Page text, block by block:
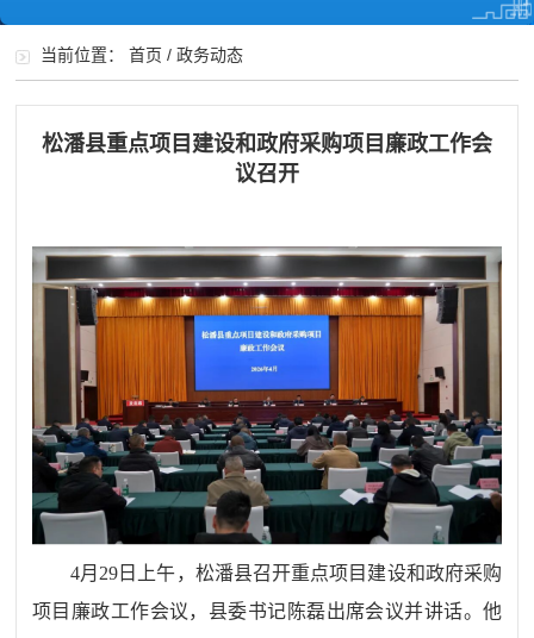
当前位置：首页 /政务动态
松潘县重点项目建设和政府采购项目廉政工作会
议召开
4月29日上午，松潘县召开重点项目建设和政府采购
项目廉政工作会议，县委书记陈磊出席会议并讲话。 他